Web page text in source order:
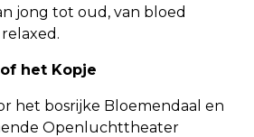
jong tot oud, van bloed
het Kopje
het bosrijke Bloemendaal en
Openluchttheater